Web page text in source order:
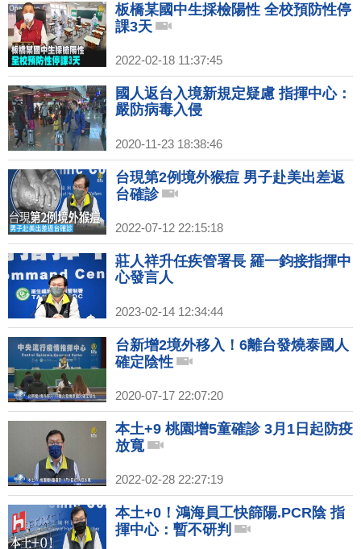
板橋某國中生採檢陽性 全校預防性停
課3天
2022-02-18 11:37:45
國人返台入境新規定疑慮 指揮中心：
嚴防病毒入侵
2020-11-23 18:38:46
台現第2例境外猴痘 男子赴美出差返
台確診
2022-07-12 22:15:18
莊人祥升任疾管署長 羅一鈞接指揮中
心發言人
2023-02-14 12:34:44
台新增2境外移入！6離台發燒泰國人
確定陰性
2020-07-17 22:07:20
本土+9 桃園增5童確診 3月1日起防疫
放寬
2022-02-28 22:27:19
本土+0！鴻海員工快篩陽.PCR陰 指
揮中心：暫不研判